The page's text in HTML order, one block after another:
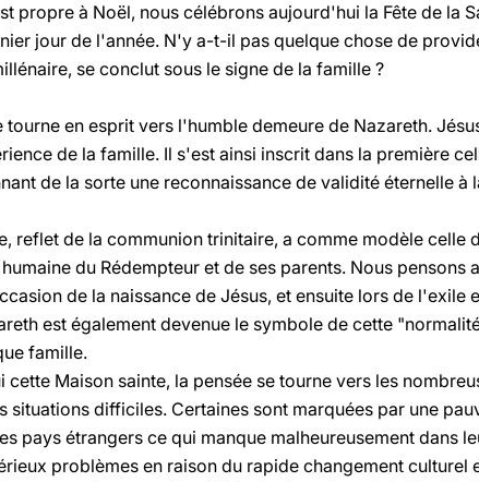
propre à Noël, nous célébrons aujourd'hui la Fête de la
jour de l'année. N'y a-t-il pas quelque chose de
se conclut sous le signe de la famille ?
tourne en esprit vers l'humble demeure de Nazareth.
de la famille. Il s'est ainsi inscrit dans la première
de la sorte une reconnaissance de validité éternelle à
reflet de la communion trinitaire, a comme modèle celle
du Rédempteur et de ses parents. Nous pensons
de la naissance de Jésus, et ensuite lors de l'exile
est également devenue le symbole de cette
famille.
Maison sainte, la pensée se tourne vers les
situations difficiles. Certaines sont marquées par une
pays étrangers ce qui manque malheureusement dans
problèmes en raison du rapide changement culturel